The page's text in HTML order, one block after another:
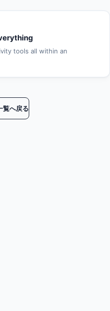
tools all within an
覧へ戻る